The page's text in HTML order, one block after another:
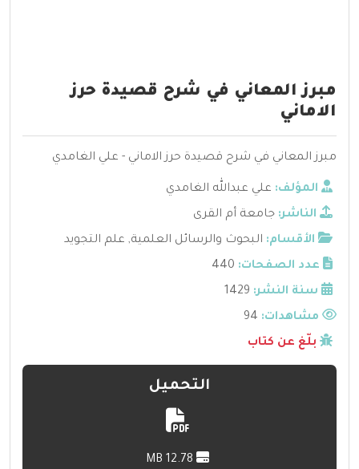
مبرز المعاني في شرح قصيدة حرز
الاماني
مبرز المعاني في شرح قصيدة حرز الاماني - علي الغامدي
المؤلف: علي عبدالله الغامدي
الناشر: جامعة أم القرى
الأقسام: البحوث والرسائل العلمية, علم التجويد
عدد الصفحات: 440
سنة النشر: 1429
مشاهدات:
بلّغ عن كتاب
التحميل